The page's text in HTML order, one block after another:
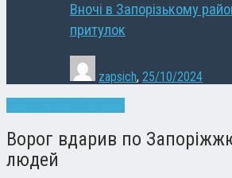
Вночі в Запорізькому
притулок
zapsich, 25/10/2024
Ворог вдарив по
людей